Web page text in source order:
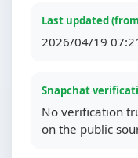
Last updated
2026/04/19
Snapchat
No verification
on the public